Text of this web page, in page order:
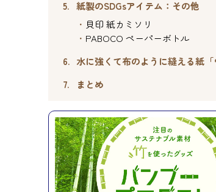
紙製のSDGsアイテム：その他
貝印 紙カミソリ
PABOCO ペーパーボトル
水に強くて布のように縫える紙
まとめ